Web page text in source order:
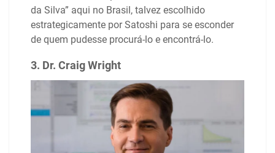
da Silva” aqui no Brasil, talvez escolhido
estrategicamente por Satoshi para se esconder
de quem pudesse procurá-lo e encontrá-lo.
3. Dr. Craig Wright